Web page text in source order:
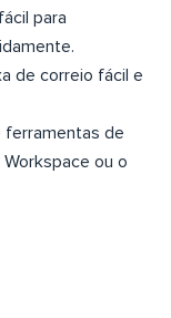
para
de correio fácil e
ferramentas de
ou o